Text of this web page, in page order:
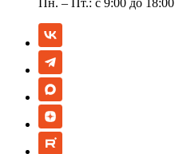
Пн. – Пт.: с 9:00 до 18:00